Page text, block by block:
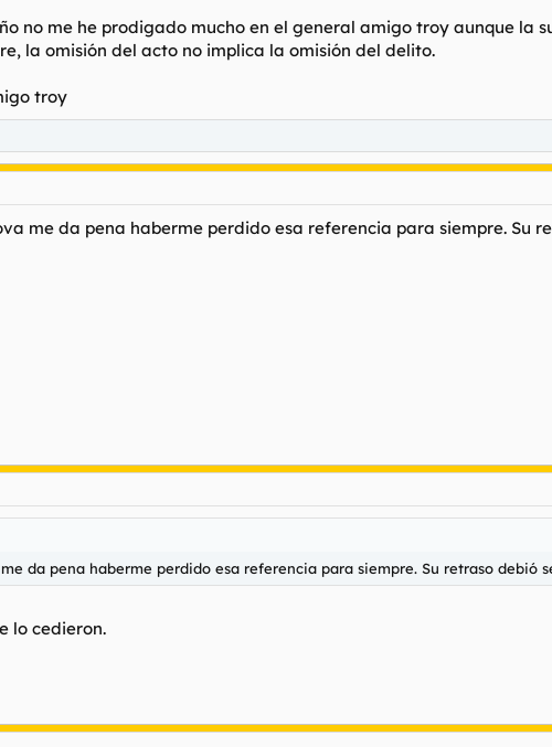
no me he prodigado mucho en el general amigo troy aunque la
la omisión del acto no implica la omisión del delito.
troy
me da pena haberme perdido esa referencia para siempre. Su
da pena haberme perdido esa referencia para siempre. Su retraso debió
lo cedieron.